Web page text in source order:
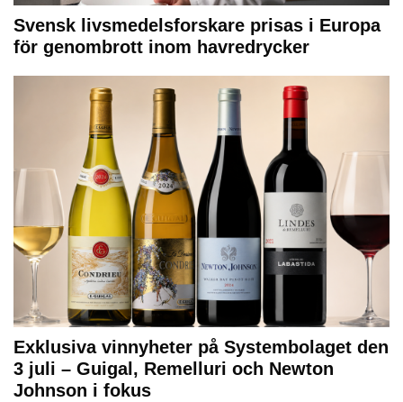
Svensk livsmedelsforskare prisas i Europa
för genombrott inom havredrycker
Exklusiva vinnyheter på Systembolaget den
3 juli – Guigal, Remelluri och Newton
Johnson i fokus